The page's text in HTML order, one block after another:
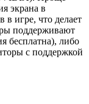
экрана в
в игре, что делает
поддерживают
бесплатна), либо
с поддержкой